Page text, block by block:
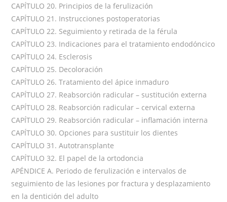
CAPÍTULO 20. Principios de la ferulización
CAPÍTULO 21. Instrucciones postoperatorias
CAPÍTULO 22. Seguimiento y retirada de la férula
CAPÍTULO 23. Indicaciones para el tratamiento endodóncico
CAPÍTULO 24. Esclerosis
CAPÍTULO 25. Decoloración
CAPÍTULO 26. Tratamiento del ápice inmaduro
CAPÍTULO 27. Reabsorción radicular – sustitución externa
CAPÍTULO 28. Reabsorción radicular – cervical externa
CAPÍTULO 29. Reabsorción radicular – inflamación interna
CAPÍTULO 30. Opciones para sustituir los dientes
CAPÍTULO 31. Autotransplante
CAPÍTULO 32. El papel de la ortodoncia
APÉNDICE A. Periodo de ferulización e intervalos de
seguimiento de las lesiones por fractura y desplazamiento
en la dentición del adulto